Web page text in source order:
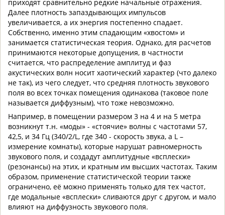
приходят сравнительно редкие начальные отражения.
Далее плотность запаздывающих импульсов
увеличивается, а их энергия постепенно спадает.
Собственно, именно этим спадающим «хвостом» и
занимается статистическая теория. Однако, для расчетов
принимаются некоторые допущения, в частности
считается, что распределение амплитуд и фаз
акустических волн носит хаотический характер (что далеко
не так), из чего следует, что средняя плотность звукового
поля во всех точках помещения одинакова (таковое поле
называется диффузным), что тоже невозможно.
Например, в помещении размером 3 на 4 и на 5 метра
возникнут т.н. «моды» - «стоячие» волны с частотами 57,
42,5, и 34 Гц (340/2/L, где 340 - скорость звука, а L –
измерение комнаты), которые нарушат равномерность
звукового поля, и создадут амплитудные «всплески»
(резонансы) на этих, и кратным им высших частотах. Таким
образом, применение статистической теории также
ограничено, её можно применять только для тех частот,
где модальные «всплески» сливаются друг с другом, и мало
влияют на диффузность звукового поля.